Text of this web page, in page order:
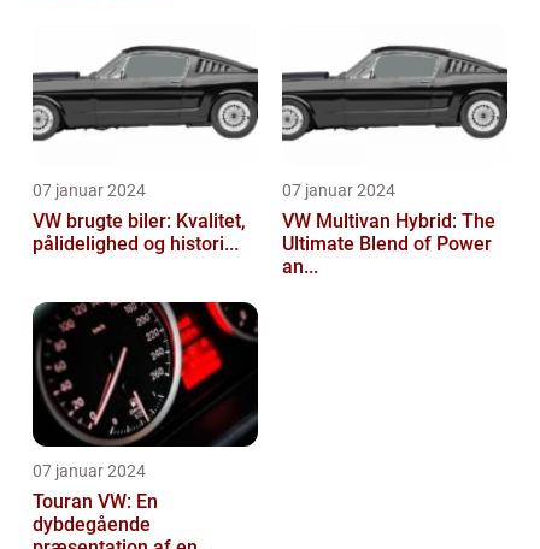
07 januar 2024
VW brugte biler: Kvalitet,
pålidelighed og histori...
07 januar 2024
VW Multivan Hybrid: The
Ultimate Blend of Power
an...
07 januar 2024
Touran VW: En
dybdegående